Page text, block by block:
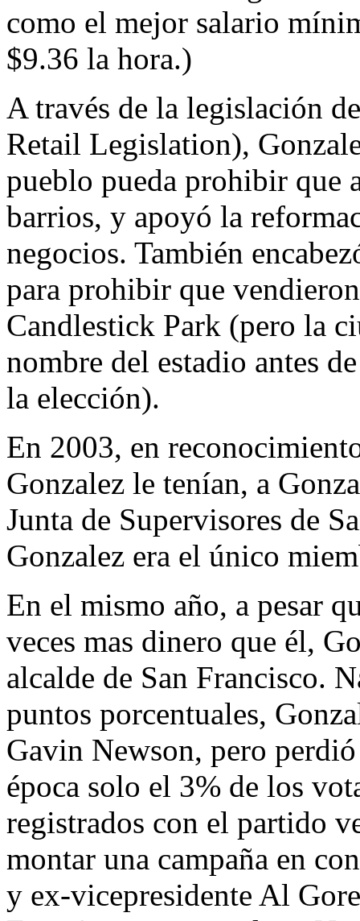
como el mejor salario
$9.36 la hora.)
A través de la legislación
Retail Legislation),
pueblo pueda prohibir que
barrios, y apoyó la
negocios. También
para prohibir que
Candlestick Park (pero la
nombre del estadio antes
la elección).
En 2003, en
Gonzalez le tenían, a
Junta de Supervisores de
Gonzalez era el único
En el mismo año, a pesar
veces mas dinero que él,
alcalde de San Francisco.
puntos porcentuales,
Gavin Newson, pero
época solo el 3% de los
registrados con el partido
montar una campaña en
y ex-vicepresidente Al